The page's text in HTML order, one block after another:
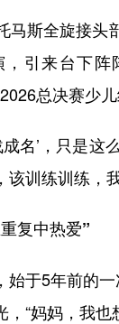
斯全旋接头
引来台下
总决赛少
’，只是这
训练训练，
复中热爱”
于5年前的一
“妈妈，我也